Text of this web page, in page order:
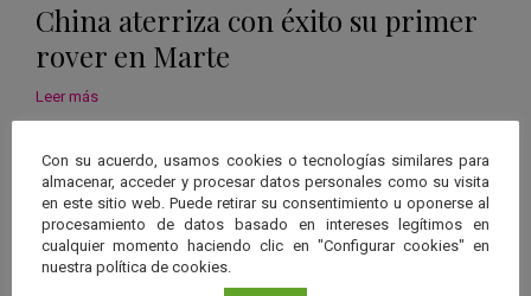
China aterriza con éxito su primer
rover en Marte
Leer más
Con su acuerdo, usamos cookies o tecnologías similares para
almacenar, acceder y procesar datos personales como su visita
en este sitio web. Puede retirar su consentimiento u oponerse al
procesamiento de datos basado en intereses legítimos en
cualquier momento haciendo clic en "Configurar cookies" en
nuestra política de cookies.